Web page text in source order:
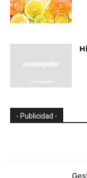
- Publicidad -